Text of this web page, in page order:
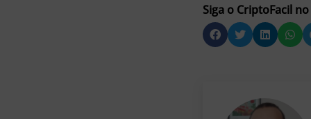
Siga o CriptoFacil no